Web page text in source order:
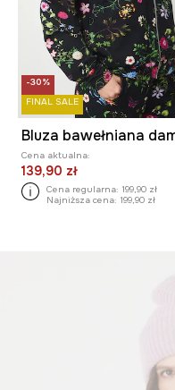
-30%
FINAL SALE
Cena aktualna:
139,90 zł
Cena regularna: 199,90 zł
Najniższa cena: 199,90 zł